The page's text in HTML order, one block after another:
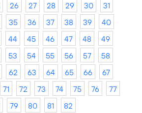
26 27 28 29 30
31
35 36 37 38 39
40
44 45 46 47 48
49
53 54 55 56 57
58
62 63 64 65 66
67
71 72 73 74 75 76
77
79 80 81 82